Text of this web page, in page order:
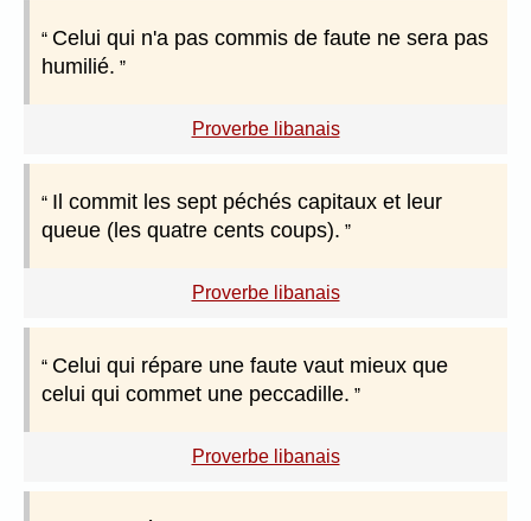
Celui qui n'a pas commis de faute ne sera pas
humilié.
Proverbe libanais
Il commit les sept péchés capitaux et leur
queue (les quatre cents coups).
Proverbe libanais
Celui qui répare une faute vaut mieux que
celui qui commet une peccadille.
Proverbe libanais